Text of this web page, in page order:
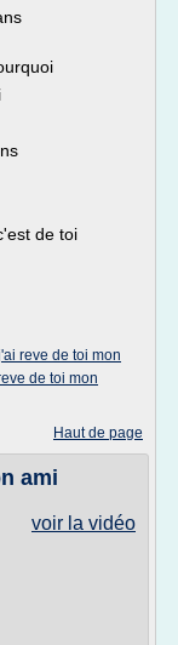
de toi
reve de toi mon
de toi mon
Haut de page
ami
voir la vidéo